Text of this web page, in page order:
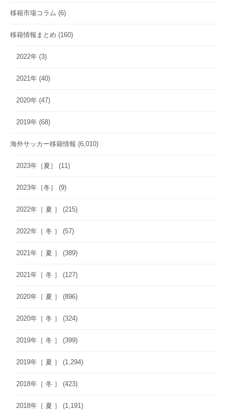
移籍市場コラム (6)
移籍情報まとめ (160)
2022年 (3)
2021年 (40)
2020年 (47)
2019年 (68)
海外サッカー移籍情報 (6,010)
2023年［夏］ (11)
2023年［冬］ (9)
2022年［ 夏 ］ (215)
2022年［ 冬 ］ (57)
2021年［ 夏 ］ (389)
2021年［ 冬 ］ (127)
2020年［ 夏 ］ (896)
2020年［ 冬 ］ (324)
2019年［ 冬 ］ (399)
2019年［ 夏 ］ (1,294)
2018年［ 冬 ］ (423)
2018年［ 夏 ］ (1,191)